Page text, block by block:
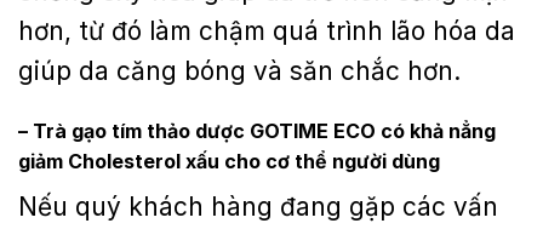
hơn, từ đó làm chậm quá trình lão hóa da
giúp da căng bóng và săn chắc hơn.
– Trà gạo tím thảo dược GOTIME ECO có khả nẳng
giảm Cholesterol xấu cho cơ thể người dùng
Nếu quý khách hàng đang gặp các vấn